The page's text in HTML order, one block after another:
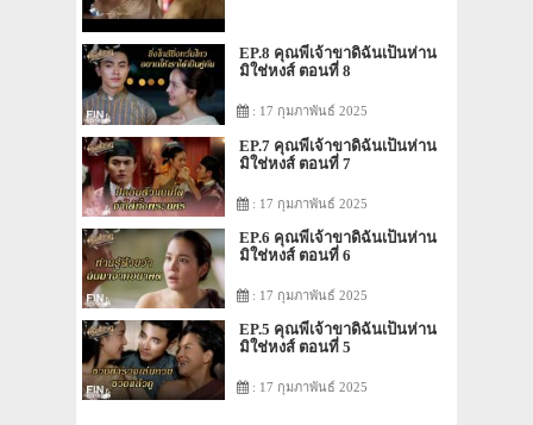
EP.8 คุณพี่เจ้าขาดิฉันเป็นห่าน
มิใช่หงส์ ตอนที่ 8
: 17 กุมภาพันธ์ 2025
EP.7 คุณพี่เจ้าขาดิฉันเป็นห่าน
มิใช่หงส์ ตอนที่ 7
: 17 กุมภาพันธ์ 2025
EP.6 คุณพี่เจ้าขาดิฉันเป็นห่าน
มิใช่หงส์ ตอนที่ 6
: 17 กุมภาพันธ์ 2025
EP.5 คุณพี่เจ้าขาดิฉันเป็นห่าน
มิใช่หงส์ ตอนที่ 5
: 17 กุมภาพันธ์ 2025